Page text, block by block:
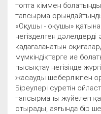
топта кіммен
тапсырма
«Оқушы - оқушы»
негізделген
қадағаланатын
мүмкіндіктерге ие
пысықтау негізінде
жасауды шеберлікпен
Біреулері суретін
тапсырманы жүйелеп
отырады, аяғында бір